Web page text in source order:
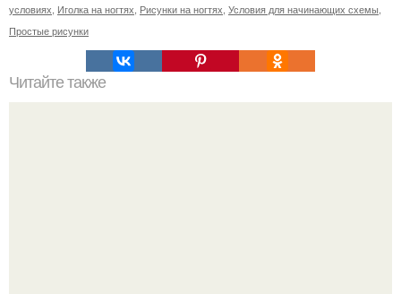
условиях Иголка на ногтях Рисунки на ногтях Условия для начинающих схемы
Простые рисунки
Читайте также